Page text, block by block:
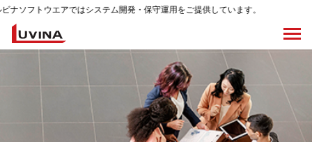
システム開発・保守運用をご提供しています。